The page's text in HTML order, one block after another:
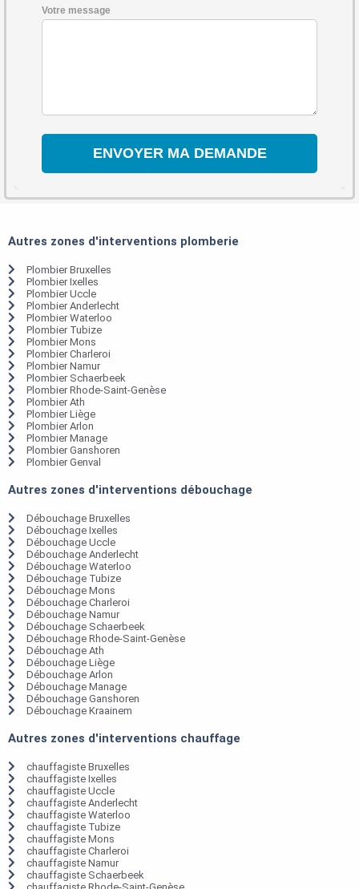
Votre message
Autres zones d'interventions plomberie
Plombier Bruxelles
Plombier Ixelles
Plombier Uccle
Plombier Anderlecht
Plombier Waterloo
Plombier Tubize
Plombier Mons
Plombier Charleroi
Plombier Namur
Plombier Schaerbeek
Plombier Rhode-Saint-Genèse
Plombier Ath
Plombier Liège
Plombier Arlon
Plombier Manage
Plombier Ganshoren
Plombier Genval
Autres zones d'interventions débouchage
Débouchage Bruxelles
Débouchage Ixelles
Débouchage Uccle
Débouchage Anderlecht
Débouchage Waterloo
Débouchage Tubize
Débouchage Mons
Débouchage Charleroi
Débouchage Namur
Débouchage Schaerbeek
Débouchage Rhode-Saint-Genèse
Débouchage Ath
Débouchage Liège
Débouchage Arlon
Débouchage Manage
Débouchage Ganshoren
Débouchage Kraainem
Autres zones d'interventions chauffage
chauffagiste Bruxelles
chauffagiste Ixelles
chauffagiste Uccle
chauffagiste Anderlecht
chauffagiste Waterloo
chauffagiste Tubize
chauffagiste Mons
chauffagiste Charleroi
chauffagiste Namur
chauffagiste Schaerbeek